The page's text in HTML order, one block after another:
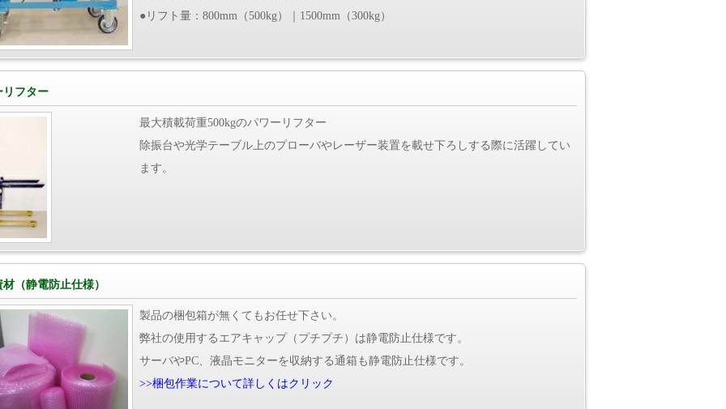
●リフト量：800mm（500kg）｜1500mm（300kg）
リフター
最大積載荷重500kgのパワーリフター
除振台や光学テーブル上のプローバやレーザー装置を載せ下ろしする際に活躍してい
ます。
（静電防止仕様）
製品の梱包箱が無くてもお任せ下さい。
弊社の使用するエアキャップ（プチプチ）は静電防止仕様です。
サーバやPC、液晶モニターを収納する通箱も静電防止仕様です。
>>梱包作業について詳しくはクリック